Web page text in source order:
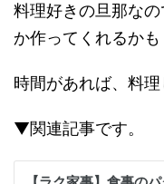
料理好きの旦那な
か作ってくれるかも
時間があれば、料理
▼関連記事です。